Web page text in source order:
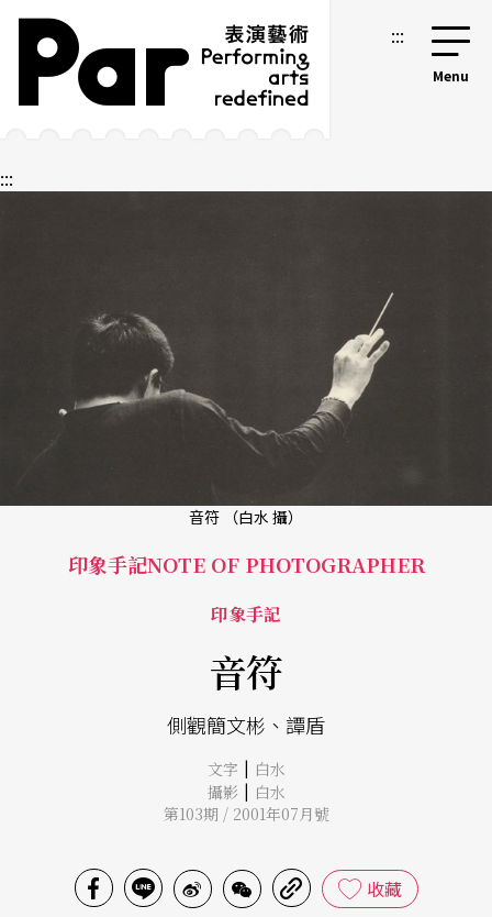
跳到主要內容區塊
網站導覽 :::
:::
音符 （白水 攝）
印象手記NOTE OF PHOTOGRAPHER
印象手記
音符
側觀簡文彬、譚盾
文字 | 白水
攝影 | 白水
第103期 / 2001年07月號
收藏